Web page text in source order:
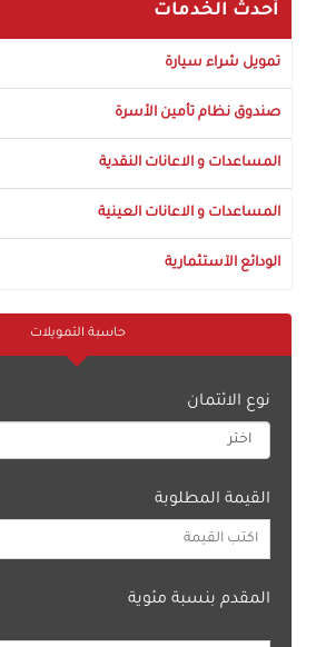
أحدث الخدمات
تمويل شراء سيارة
صندوق نظام تأمين الأسرة
المساعدات و الاعانات النقدية
المساعدات و الاعانات العينية
الودائع الآستثمارية
حاسبة التمويلات
نوع الائتمان
القيمة المطلوبة
المقدم بنسبة مئوية